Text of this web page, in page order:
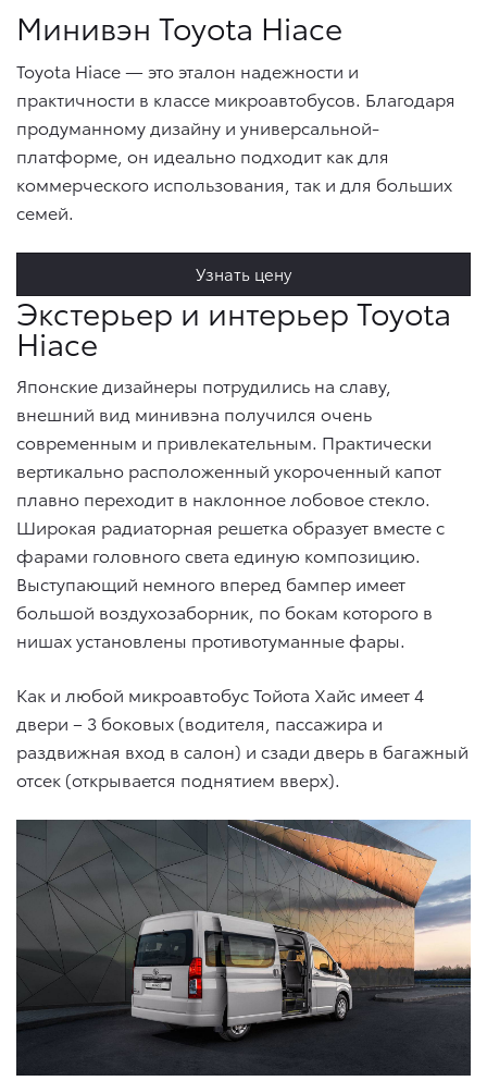
Минивэн Toyota Hiace
Toyota Hiace — это эталон надежности и
практичности в классе микроавтобусов. Благодаря
продуманному дизайну и универсальной-
платформе, он идеально подходит как для
коммерческого использования, так и для больших
семей.
Узнать цену
Экстерьер и интерьер Toyota
Hiace
Японские дизайнеры потрудились на славу,
внешний вид минивэна получился очень
современным и привлекательным. Практически
вертикально расположенный укороченный капот
плавно переходит в наклонное лобовое стекло.
Широкая радиаторная решетка образует вместе с
фарами головного света единую композицию.
Выступающий немного вперед бампер имеет
большой воздухозаборник, по бокам которого в
нишах установлены противотуманные фары.
Как и любой микроавтобус Тойота Хайс имеет 4
двери – 3 боковых (водителя, пассажира и
раздвижная вход в салон) и сзади дверь в багажный
отсек (открывается поднятием вверх).